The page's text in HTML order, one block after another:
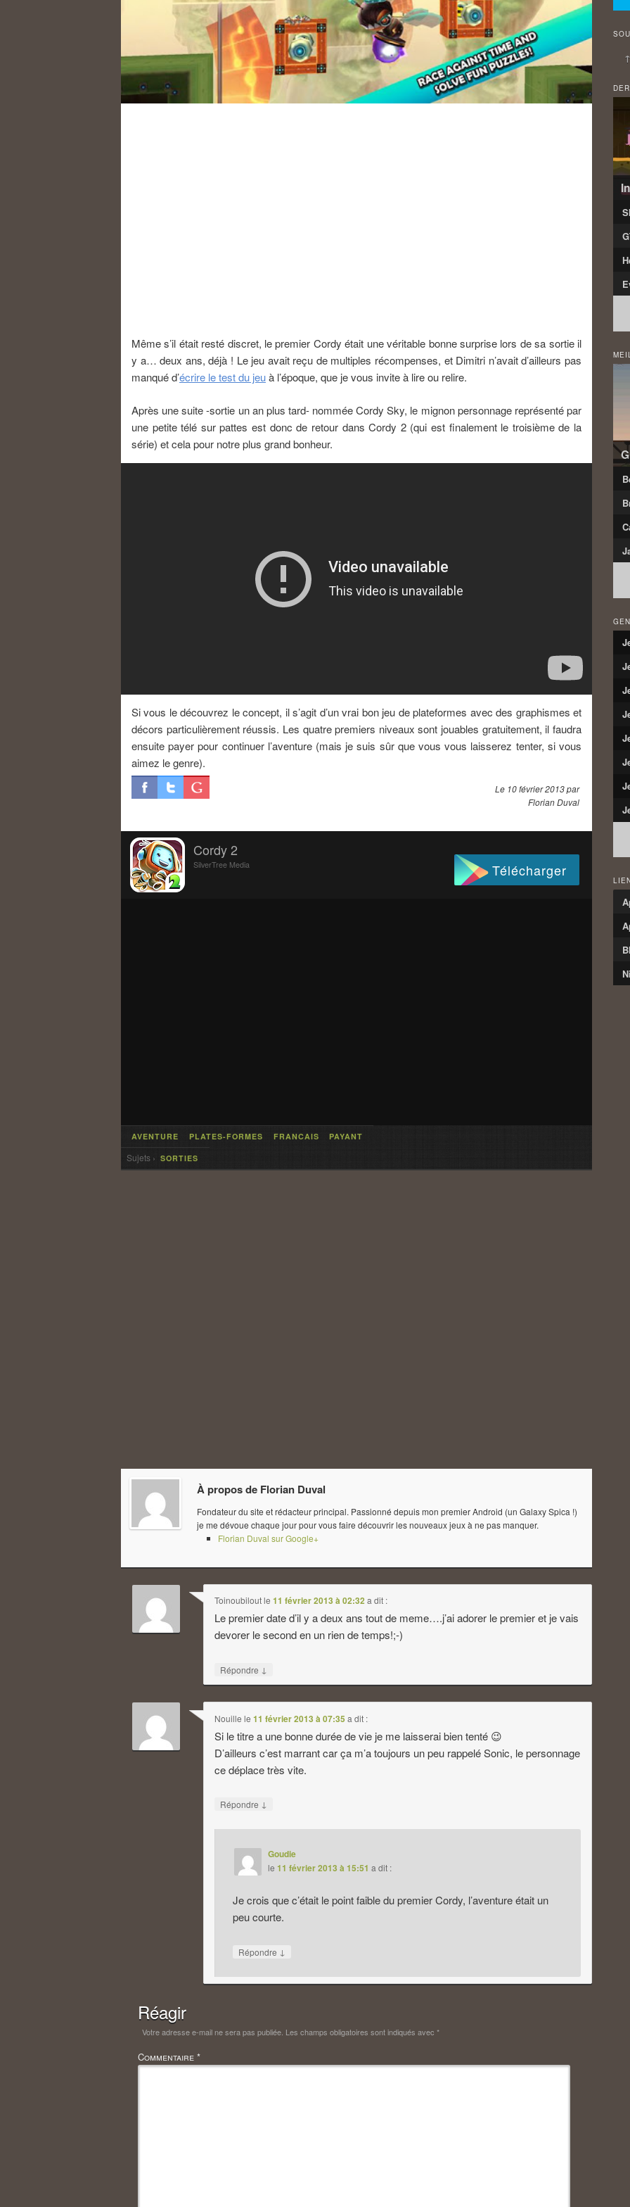
Même s’il était resté discret, le premier Cordy était une véritable bonne surprise lors de sa sortie il
y a… deux ans, déjà ! Le jeu avait reçu de multiples récompenses, et Dimitri n’avait d’ailleurs pas
manqué d’écrire le test du jeuà l’époque, que je vous invite à lire ou relire.
Après une suite -sortie un an plus tard- nommée Cordy Sky, le mignon personnage représenté par
une petite télé sur pattes est donc de retour dans Cordy 2 (qui est finalement le troisième de la
série) et cela pour notre plus grand bonheur.
Si vous le découvrez le concept, il s’agit d’un vrai bon jeu de plateformes avec des graphismes et
décors particulièrement réussis. Les quatre premiers niveaux sont jouables gratuitement, il faudra
ensuite payer pour continuer l’aventure (mais je suis sûr que vous vous laisserez tenter, si vous
aimez le genre).
Le 10 février 2013par
Florian Duval
Cordy 2
SilverTree Media Télécharger
AVENTURE PLATES-FORMES FRANCAIS PAYANT
Sujets › SORTIES
À propos de Florian Duval
Fondateur du site et rédacteur principal. Passionné depuis mon premier Android (un Galaxy Spica !)
je me dévoue chaque jour pour vous faire découvrir les nouveaux jeux à ne pas manquer.
Florian Duval sur Google+
Toinoubiloutle11 février 2013 à 02:32a dit :
Le premier date d’il y a deux ans tout de meme….j’ai adorer le premier et je vais
devorer le second en un rien de temps!;-)
Répondre ↓
Nouille le11 février 2013 à 07:35 a dit :
Si le titre a une bonne durée de vie je me laisserai bien tenté 😉
D’ailleurs c’est marrant car ça m’a toujours un peu rappelé Sonic, le personnage
ce déplace très vite.
Répondre ↓
Goudie
le 11 février 2013 à 15:51 a dit :
Je crois que c’était le point faible du premier Cordy, l’aventure était un
peu courte.
Répondre ↓
Réagir
Votre adresse e-mail ne sera pas publiée. Les champs obligatoires sont indiqués avec *
Commentaire*